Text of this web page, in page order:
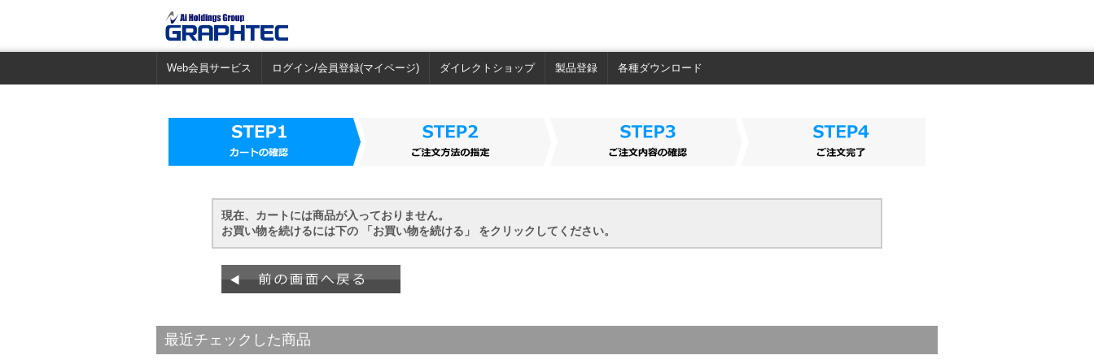
Web会員サービス ログイン/会員登録(マイページ) ダイレクトショップ 製品登録 各種ダウンロード
現在、カートには商品が入っておりません。
お買い物を続けるには下の 「お買い物を続ける」 をクリックしてください。
最近チェックした商品